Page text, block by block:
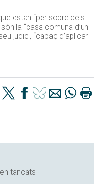
estan “per sobre dels
la “casa comuna d’un
judici, “capaç d’aplicar
tancats